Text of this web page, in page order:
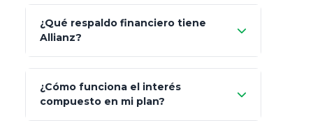
¿Qué respaldo financiero tiene
Allianz?
AA (Muy Fuerte)
¿Cómo funciona el interés
compuesto en mi plan?